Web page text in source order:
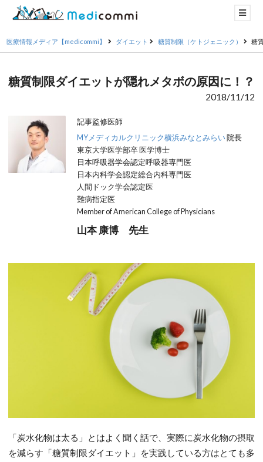
医療情報メディア【medicommi】 ダイエット 糖質制限（ケトジェニック） 糖
糖質制限ダイエットが隠れメタボの原因に！？
2018/11/12
記事監修医師
MYメディカルクリニック横浜みなとみらい院長
東京大学医学部卒 医学博士
日本呼吸器学会認定呼吸器専門医
日本内科学会認定総合内科専門医
人間ドック学会認定医
難病指定医
Member of American College of Physicians
山本 康博 先生
「炭水化物は太る」とはよく聞く話で、実際に炭水化物の摂取
を減らす「糖質制限ダイエット」を実践している方はとても多